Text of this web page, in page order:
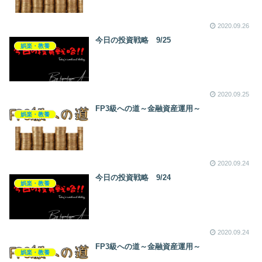
2020.09.26
娯楽・教養
今日の投資戦略 9/25
2020.09.25
娯楽・教養
FP3級への道～金融資産運用～
2020.09.24
娯楽・教養
今日の投資戦略 9/24
2020.09.24
娯楽・教養
FP3級への道～金融資産運用～